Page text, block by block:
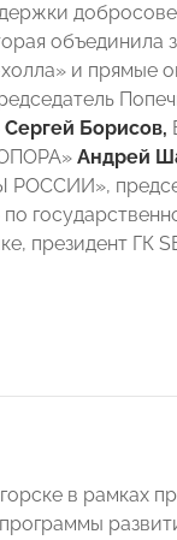
объединила
и прямые
Сергей Борисов,
Андрей
президент ГК
в рамках